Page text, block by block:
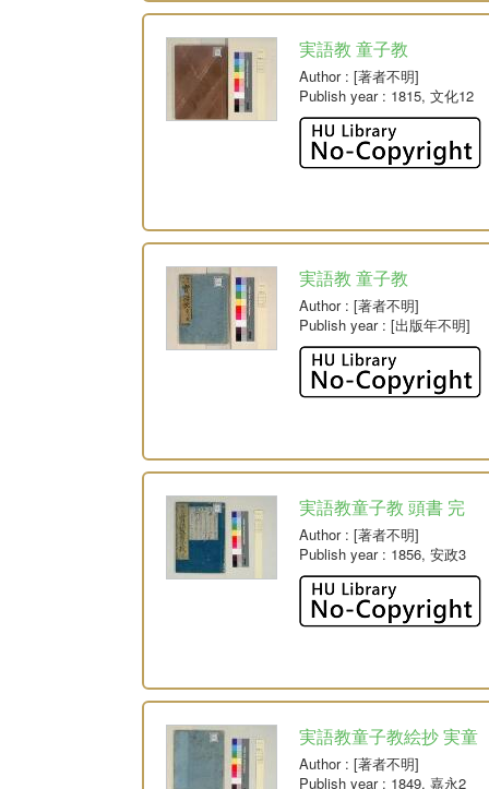
実語教 童子教
Author: [著者不明]
Publish year: 1815, 文化12
実語教 童子教
Author: [著者不明]
Publish year: [出版年不明]
実語教童子教 頭書 完
Author: [著者不明]
Publish year: 1856, 安政3
実語教童子教絵抄 実童
Author: [著者不明]
Publish year: 1849, 嘉永2